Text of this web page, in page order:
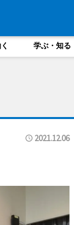
学ぶ・知る
2021.12.06